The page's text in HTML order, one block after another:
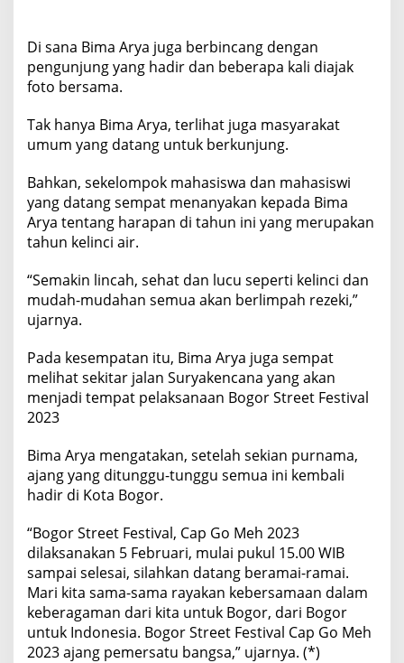
Di sana Bima Arya juga berbincang dengan
pengunjung yang hadir dan beberapa kali diajak
foto bersama.
Tak hanya Bima Arya, terlihat juga masyarakat
umum yang datang untuk berkunjung.
Bahkan, sekelompok mahasiswa dan mahasiswi
yang datang sempat menanyakan kepada Bima
Arya tentang harapan di tahun ini yang merupakan
tahun kelinci air.
“Semakin lincah, sehat dan lucu seperti kelinci dan
mudah-mudahan semua akan berlimpah rezeki,”
ujarnya.
Pada kesempatan itu, Bima Arya juga sempat
melihat sekitar jalan Suryakencana yang akan
menjadi tempat pelaksanaan Bogor Street Festival
2023
Bima Arya mengatakan, setelah sekian purnama,
ajang yang ditunggu-tunggu semua ini kembali
hadir di Kota Bogor.
“Bogor Street Festival, Cap Go Meh 2023
dilaksanakan 5 Februari, mulai pukul 15.00 WIB
sampai selesai, silahkan datang beramai-ramai.
Mari kita sama-sama rayakan kebersamaan dalam
keberagaman dari kita untuk Bogor, dari Bogor
untuk Indonesia. Bogor Street Festival Cap Go Meh
2023 ajang pemersatu bangsa,” ujarnya. (*)